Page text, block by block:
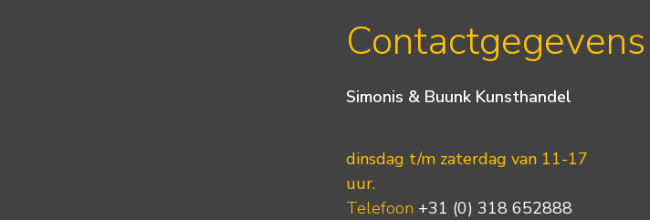
Contactgegevens
Simonis & Buunk Kunsthandel
dinsdag t/m zaterdag van 11-17
uur.
Telefoon +31 (0) 318 652888